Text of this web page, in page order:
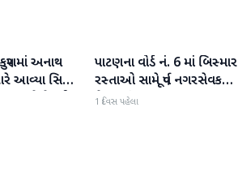
અનાથ
આવ્યા સિટી
અને તેમની
પાટણ
પાટણના વોર્ડ નં. 6 માં બિસ્માર
રસ્તાઓ સામે પૂર્વ નગરસેવક
મેદાનમાં
1 દિવસ પહેલા